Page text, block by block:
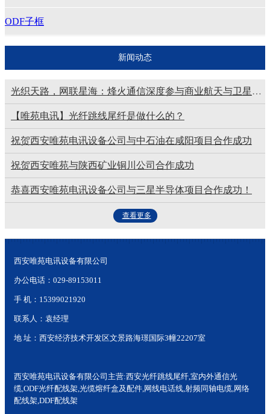
ODF子框
OL100CL系列百兆光纤收发器
新闻动态
光织天路，网联星海：烽火通信深度参与商业航天与卫星互联网产业链建设
【唯苑电讯】光纤跳线尾纤是做什么的？
祝贺西安唯苑电讯设备公司与中石油在咸阳项目合作成功
祝贺西安唯苑与陕西矿业铜川公司合作成功
恭喜西安唯苑电讯设备公司与三星半导体项目合作成功！
查看更多
西安唯苑电讯设备有限公司
办公电话：029-89153011
手 机：15399021920
联系人：袁经理
地 址：西安经济技术开发区文景路海璟国际3幢22207室
西安唯苑电讯设备有限公司主营:西安光纤跳线尾纤,室内外通信光
缆,ODF光纤配线架,光缆熔纤盒及配件,网线电话线,射频同轴电缆,网络
配线架,DDF配线架